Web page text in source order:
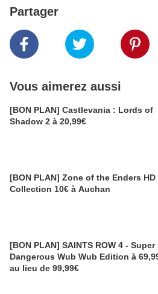
Partager
Vous aimerez aussi
[BON PLAN] Castlevania : Lords of
Shadow 2 à 20,99€
[BON PLAN] Zone of the Enders HD
Collection 10€ à Auchan
[BON PLAN] SAINTS ROW 4 - Super
Dangerous Wub Wub Edition à
au lieu de 99,99€